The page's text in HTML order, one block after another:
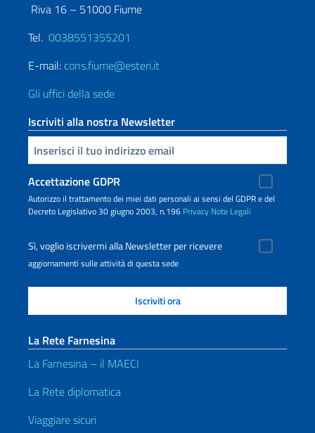
Riva 16 – 51000 Fiume
Tel. 0038551355201
E-mail: cons.fiume@esteri.it
Gli uffici della sede
Iscriviti alla nostra Newsletter
Inserisci la tua email
Accettazione GDPR
Autorizzo il trattamento dei miei dati personali ai sensi del GDPR e del
Decreto Legislativo 30 giugno 2003, n.196 Privacy Note Legali
Sì, voglio iscrivermi alla Newsletter per ricevere
aggiornamenti sulle attività di questa sede
La Rete Farnesina
La Farnesina – il MAECI
La Rete diplomatica
Viaggiare sicuri